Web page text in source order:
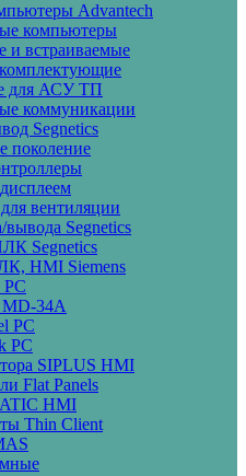
Advantech
компьютеры
и встраиваемые
для АСУ ТП
коммуникации
Segnetics
поколение
вентиляции
Segnetics
Segnetics
HMI Siemens
34A
PС
PC
SIPLUS HMI
Flat Panels
HMI
Thin Client